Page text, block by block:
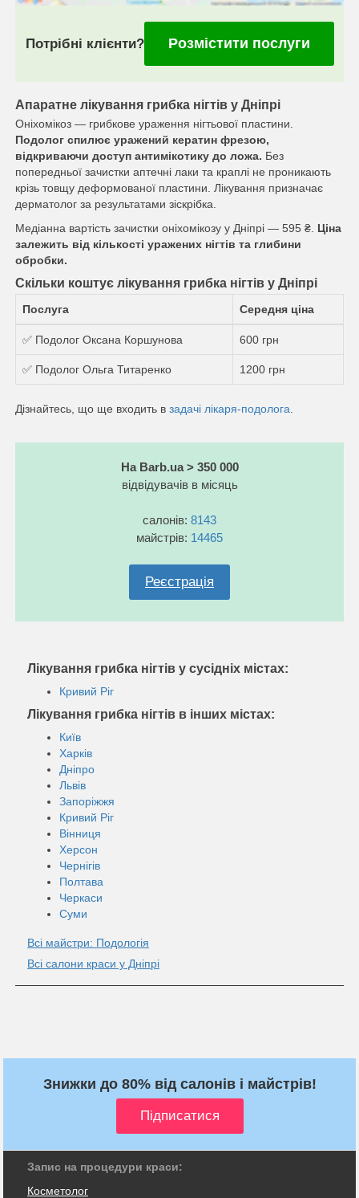
Потрібні клієнти? Розмістити послуги
Апаратне лікування грибка нігтів у Дніпрі
Оніхомікоз — грибкове ураження нігтьової пластини.
Подолог спилює уражений кератин фрезою,
відкриваючи доступ антимікотику до ложа. Без
попередньої зачистки аптечні лаки та краплі не проникають
крізь товщу деформованої пластини. Лікування призначає
дерматолог за результатами зіскрібка.
Медіанна вартість зачистки оніхомікозу у Дніпрі — 595 ₴. Ціна
залежить від кількості уражених нігтів та глибини
обробки.
Скільки коштує лікування грибка нігтів у Дніпрі
Послуга Середня ціна
✅ Подолог Оксана Коршунова 600 грн
✅ Подолог Ольга Титаренко 1200 грн
Дізнайтесь, що ще входить в задачі лікаря-подолога
На Barb.ua > 350 000
відвідувачів в місяць
салонів: 8143
майстрів: 14465
Реєстрація
Лікування грибка нігтів у сусідніх містах:
Кривий Ріг
Лікування грибка нігтів в інших містах:
Київ
Харків
Дніпро
Львів
Запоріжжя
Кривий Ріг
Вінниця
Херсон
Чернігів
Полтава
Черкаси
Суми
Всі майстри: Подологія
Всі салони краси у Дніпрі
Знижки до 80% від салонів і майстрів!
Запис на процедури краси:
Косметолог